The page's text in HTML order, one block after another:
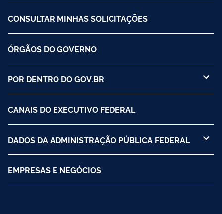
CONSULTAR MINHAS SOLICITAÇÕES
ÓRGÃOS DO GOVERNO
POR DENTRO DO GOV.BR
CANAIS DO EXECUTIVO FEDERAL
DADOS DA ADMINISTRAÇÃO PÚBLICA FEDERAL
EMPRESAS E NEGÓCIOS